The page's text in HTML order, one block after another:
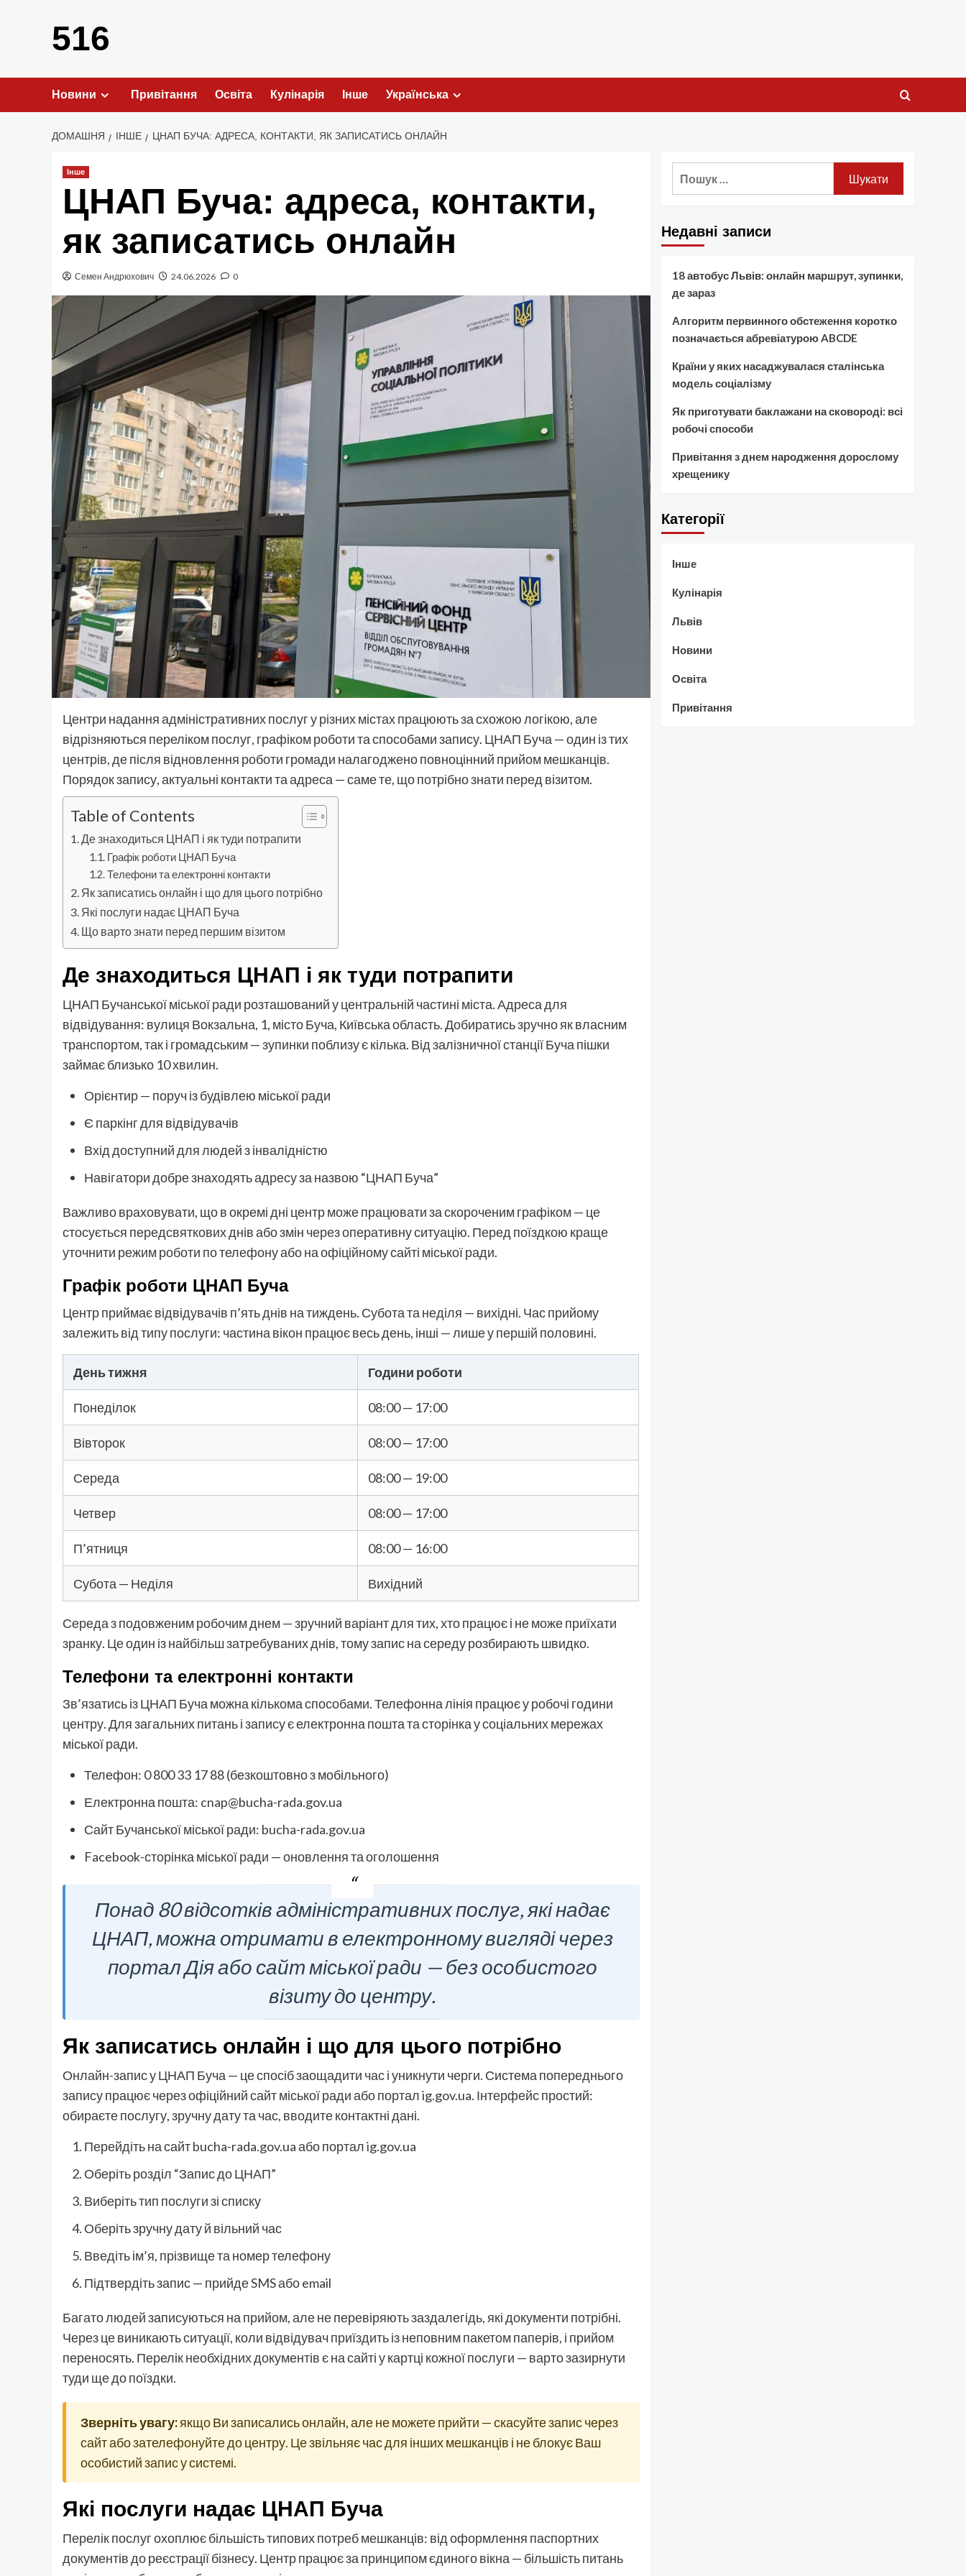
516
Новини Привітання Освіта Кулінарія Інше Українська
ДОМАШНЯ ІНШЕ ЦНАП БУЧА: АДРЕСА, КОНТАКТИ, ЯК ЗАПИСАТИСЬ ОНЛАЙН
Інше
ЦНАП Буча: адреса, контакти,
як записатись онлайн
Семен Андрюхович 24.06.2026 0
Центри надання адміністративних послуг у різних містах працюють за схожою логікою, але
відрізняються переліком послуг, графіком роботи та способами запису. ЦНАП Буча — один із тих
центрів, де після відновлення роботи громади налагоджено повноцінний прийом мешканців.
Порядок запису, актуальні контакти та адреса — саме те, що потрібно знати перед візитом.
Table of Contents
Де знаходиться ЦНАП і як туди потрапити
Графік роботи ЦНАП Буча
Телефони та електронні контакти
Як записатись онлайн і що для цього потрібно
Які послуги надає ЦНАП Буча
Що варто знати перед першим візитом
Де знаходиться ЦНАП і як туди потрапити
ЦНАП Бучанської міської ради розташований у центральній частині міста. Адреса для
відвідування: вулиця Вокзальна, 1, місто Буча, Київська область. Добиратись зручно як власним
транспортом, так і громадським — зупинки поблизу є кілька. Від залізничної станції Буча пішки
займає близько 10 хвилин.
Орієнтир — поруч із будівлею міської ради
Є паркінг для відвідувачів
Вхід доступний для людей з інвалідністю
Навігатори добре знаходять адресу за назвою “ЦНАП Буча”
Важливо враховувати, що в окремі дні центр може працювати за скороченим графіком — це
стосується передсвяткових днів або змін через оперативну ситуацію. Перед поїздкою краще
уточнити режим роботи по телефону або на офіційному сайті міської ради.
Графік роботи ЦНАП Буча
Центр приймає відвідувачів п’ять днів на тиждень. Субота та неділя — вихідні. Час прийому
залежить від типу послуги: частина вікон працює весь день, інші — лише у першій половині.
День тижня Години роботи
Понеділок 08:00 — 17:00
Вівторок 08:00 — 17:00
Середа 08:00 — 19:00
Четвер 08:00 — 17:00
П’ятниця 08:00 — 16:00
Субота — Неділя Вихідний
Середа з подовженим робочим днем — зручний варіант для тих, хто працює і не може приїхати
зранку. Це один із найбільш затребуваних днів, тому запис на середу розбирають швидко.
Телефони та електронні контакти
Зв’язатись із ЦНАП Буча можна кількома способами. Телефонна лінія працює у робочі години
центру. Для загальних питань і запису є електронна пошта та сторінка у соціальних мережах
міської ради.
Телефон: 0 800 33 17 88 (безкоштовно з мобільного)
Електронна пошта: cnap@bucha-rada.gov.ua
Сайт Бучанської міської ради: bucha-rada.gov.ua
Facebook-сторінка міської ради — оновлення та оголошення
Понад 80 відсотків адміністративних послуг, які надає
ЦНАП, можна отримати в електронному вигляді через
портал Дія або сайт міської ради — без особистого
візиту до центру.
Як записатись онлайн і що для цього потрібно
Онлайн-запис у ЦНАП Буча — це спосіб заощадити час і уникнути черги. Система попереднього
запису працює через офіційний сайт міської ради або портал ig.gov.ua. Інтерфейс простий:
обираєте послугу, зручну дату та час, вводите контактні дані.
Перейдіть на сайт bucha-rada.gov.ua або портал ig.gov.ua
Оберіть розділ “Запис до ЦНАП”
Виберіть тип послуги зі списку
Оберіть зручну дату й вільний час
Введіть ім’я, прізвище та номер телефону
Підтвердіть запис — прийде SMS або email
Багато людей записуються на прийом, але не перевіряють заздалегідь, які документи потрібні.
Через це виникають ситуації, коли відвідувач приїздить із неповним пакетом паперів, і прийом
переносять. Перелік необхідних документів є на сайті у картці кожної послуги — варто зазирнути
туди ще до поїздки.
Зверніть увагу:якщо Ви записались онлайн, але не можете прийти — скасуйте запис через
сайт або зателефонуйте до центру. Це звільняє час для інших мешканців і не блокує Ваш
особистий запис у системі.
Які послуги надає ЦНАП Буча
Перелік послуг охоплює більшість типових потреб мешканців: від оформлення паспортних
документів до реєстрації бізнесу. Центр працює за принципом єдиного вікна — більшість питань
Недавні записи
18 автобус Львів: онлайн маршрут, зупинки,
де зараз
Алгоритм первинного обстеження коротко
позначається абревіатурою ABCDE
Країни у яких насаджувалася сталінська
модель соціалізму
Як приготувати баклажани на сковороді: всі
робочі способи
Привітання з днем народження дорослому
хрещенику
Категорії
Інше
Кулінарія
Львів
Новини
Освіта
Привітання